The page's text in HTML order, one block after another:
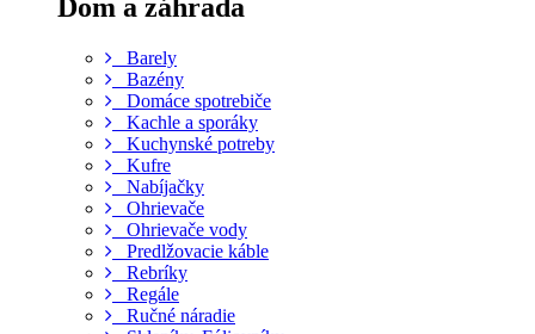
Dom a záhrada
Barely
Bazény
Domáce spotrebiče
Kachle a sporáky
Kuchynské potreby
Kufre
Nabíjačky
Ohrievače
Ohrievače vody
Predlžovacie káble
Rebríky
Regále
Ručné náradie